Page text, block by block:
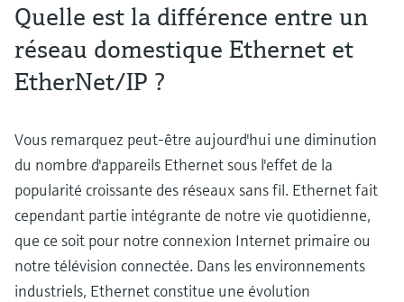
Quelle est la différence entre un
réseau domestique Ethernet et
EtherNet/IP ?
Vous remarquez peut-être aujourd'hui une diminution
du nombre d'appareils Ethernet sous l'effet de la
popularité croissante des réseaux sans fil. Ethernet fait
cependant partie intégrante de notre vie quotidienne,
que ce soit pour notre connexion Internet primaire ou
notre télévision connectée. Dans les environnements
industriels, Ethernet constitue une évolution